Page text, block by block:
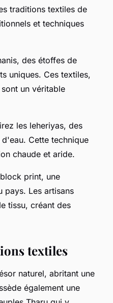
traditions textiles de
et techniques
des étoffes de
uniques. Ces textiles,
un véritable
les leheriyas, des
Cette technique
chaude et aride.
print, une
pays. Les artisans
tissu, créant des
textiles
naturel, abritant une
également une